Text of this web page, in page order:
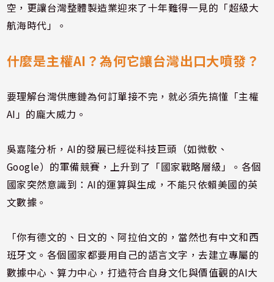
空，更讓台灣整體製造業迎來了十年難得一見的「超級大
航海時代」。
什麼是主權AI？為何它讓台灣出口大噴發？
要理解台灣供應鏈為何訂單接不完，就必須先搞懂「主權
AI」的龐大威力。
吳嘉隆分析，AI的發展已經從科技巨頭（如微軟、
Google）的軍備競賽，上升到了「國家戰略層級」。各個
國家突然意識到：AI的運算與生成，不能只依賴美國的英
文數據。
「你有德文的、日文的、阿拉伯文的，當然也有中文和西
班牙文。各個國家都要用自己的語言文字，去建立專屬的
數據中心、算力中心，打造符合自身文化與價值觀的AI大